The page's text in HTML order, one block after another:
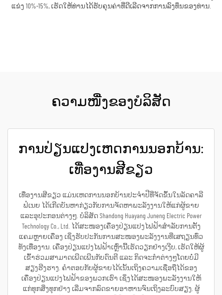
ແຂ່ງ 10%-15%, ເຮັດໃຫ້ທ່ານໄດ້ຮັບຄຸນຄ່າທີ່ດີເລີດຈາກການລົງທຶນຂອງທ່ານ.
ຄວາມໜື່ງຂອງບໍລິສັດ
ການປ່ຽນແປງເຫດການນອກບ້ານ:
ເທື່ອງານສີຂຽວ
ເທື່ອງານສີຂຽວ ແມ່ນເຫດການນອກບ້ານປະຈຳປີທີ່ຈັດຂຶ້ນໃນລັດຄາລີ
ຟໍເນຍ ໄດ້ເກີດບັນຫາກ່ຽວກັບການຈັດຫາພະລັງງານໃຫ້ແກ່ຜູ້ຂາຍ
ແລະອຸປະກອນຕ່າງໆ. ບໍລິສັດ Shandong Huayang Juneng Electric Power
Technology Co., Ltd. ໄດ້ສະໜອງເຄື່ອງປ່ຽນແປງໄຟຟ້າສຳລັບການຕັ້ງ
ແຄມຫຼາຍເຄື່ອງ ເຊິ່ງຮັບປະກັນການສະໜອງພະລັງງານທີ່ເສຖຽນທົ່ວ
ທັງເທື່ອງານ. ເຄື່ອງປ່ຽນແປງໄຟຟ້າເຫຼົ່ານີ້ເຮັດວຽກຢ່າງເງີບ, ເຮັດໃຫ້ຜູ້
ເຂົ້າຮ່ວມສາມາດເພີດເພີນກັບດົນຕີ ແລະ ກິດຈະກຳຕ່າງໆໂດຍບໍ່ມີ
ສຽງຮີງຮາງ. ຄຳຕອບກັບຜູ້ຂາຍໄດ້ເນັ້ນເຖິງຄວາມເຊື່ອຖືໄດ້ຂອງ
ເຄື່ອງປ່ຽນແປງໄຟຟ້າຂອງພວກເຮົາ ເຊິ່ງໄດ້ສະໜອງພະລັງງານໃຫ້
ແກ່ທຸກສິ່ງທຸກຢ່າງ ເລີ່ມຈາກລົດຂາຍອາຫານຈົນເຖິງລະບົບສຽງ. ຜູ້